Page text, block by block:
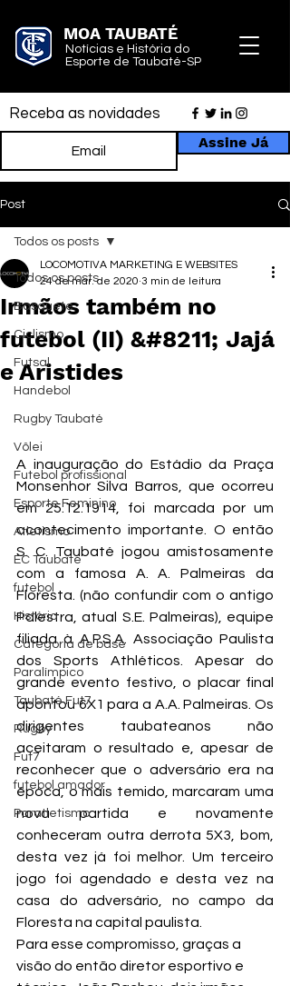
MOA TAUBATÉ
Notícias e História do
Esporte de Taubaté-SP
Receba as novidades
Assine Já
Post
Todos os posts
Basquete
Ciclismo
Futsal
Handebol
Rugby Taubaté
Vôlei
Futebol profissional
Esporte Feminino
Atletismo
EC Taubaté
futebol
História
Categoria de base
Paralímpico
Taubaté Fut7
Rugby
Fut7
futebol amador
Paratletismo
Todos os posts
Irmãos também no
futebol (II) &#8211; Jajá
e Aristides
LOCOMOTIVA MARKETING E WEBSITES
24 de mar. de 2020 3 min de leitura
A inauguração do Estádio da Praça
Monsenhor Silva Barros, que ocorreu
em 25.12.1914, foi marcada por um
acontecimento importante. O então
S. C. Taubaté jogou amistosamente
com a famosa A. A. Palmeiras da
Floresta. (não confundir com o antigo
Palestra, atual S.E. Palmeiras), equipe
filiada à A.P.S.A. Associação Paulista
dos Sports Athléticos. Apesar do
grande evento festivo, o placar final
apontou 6X1 para a A.A. Palmeiras. Os
dirigentes taubateanos não
aceitaram o resultado e, apesar de
reconhecer que o adversário era na
época, o mais temido, marcaram uma
nova partida e novamente
conheceram outra derrota 5X3, bom,
desta vez já foi melhor. Um terceiro
jogo foi agendado e desta vez na
casa do adversário, no campo da
Floresta na capital paulista.
Para esse compromisso, graças a
visão do então diretor esportivo e